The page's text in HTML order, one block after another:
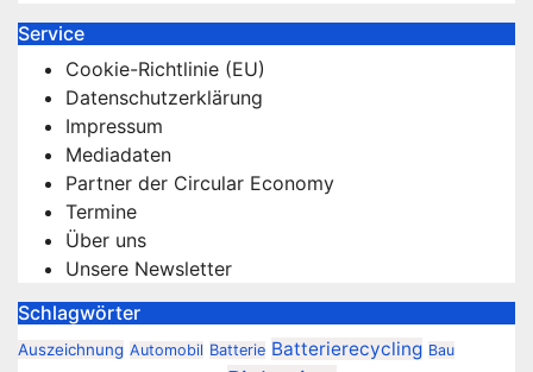
Service
Cookie-Richtlinie (EU)
Datenschutzerklärung
Impressum
Mediadaten
Partner der Circular Economy
Termine
Über uns
Unsere Newsletter
Schlagwörter
Auszeichnung Automobil Batterie Batterierecycling Bau